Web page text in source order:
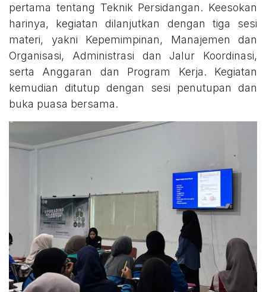
pertama tentang Teknik Persidangan. Keesokan
harinya, kegiatan dilanjutkan dengan tiga sesi
materi, yakni Kepemimpinan, Manajemen dan
Organisasi, Administrasi dan Jalur Koordinasi,
serta Anggaran dan Program Kerja. Kegiatan
kemudian ditutup dengan sesi penutupan dan
buka puasa bersama.